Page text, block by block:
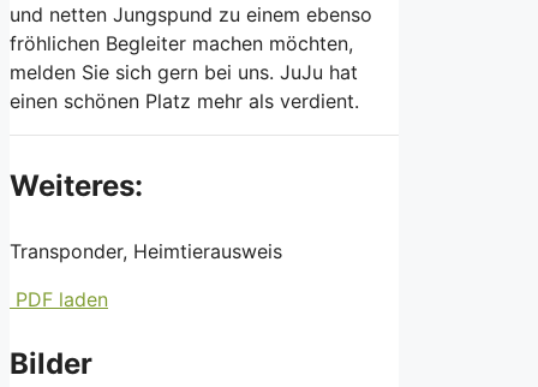
und netten Jungspund zu einem ebenso
fröhlichen Begleiter machen möchten,
melden Sie sich gern bei uns. JuJu hat
einen schönen Platz mehr als verdient.
Weiteres:
Transponder, Heimtierausweis
PDF laden
Bilder